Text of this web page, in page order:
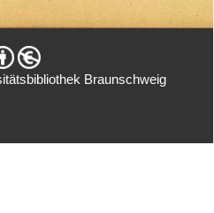
Braunschweig